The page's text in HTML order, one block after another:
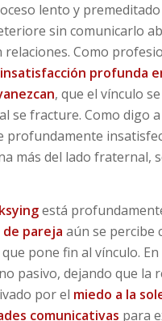
lento y
sin comunicarlo
Como
insatisfacción profunda
, que el vínculo
se fracture. Como digo
profundamente
más del lado fraternal,
está
pareja aún se percibe
pone fin al vínculo.
pasivo, dejando que la
por el miedo a la
comunicativas para